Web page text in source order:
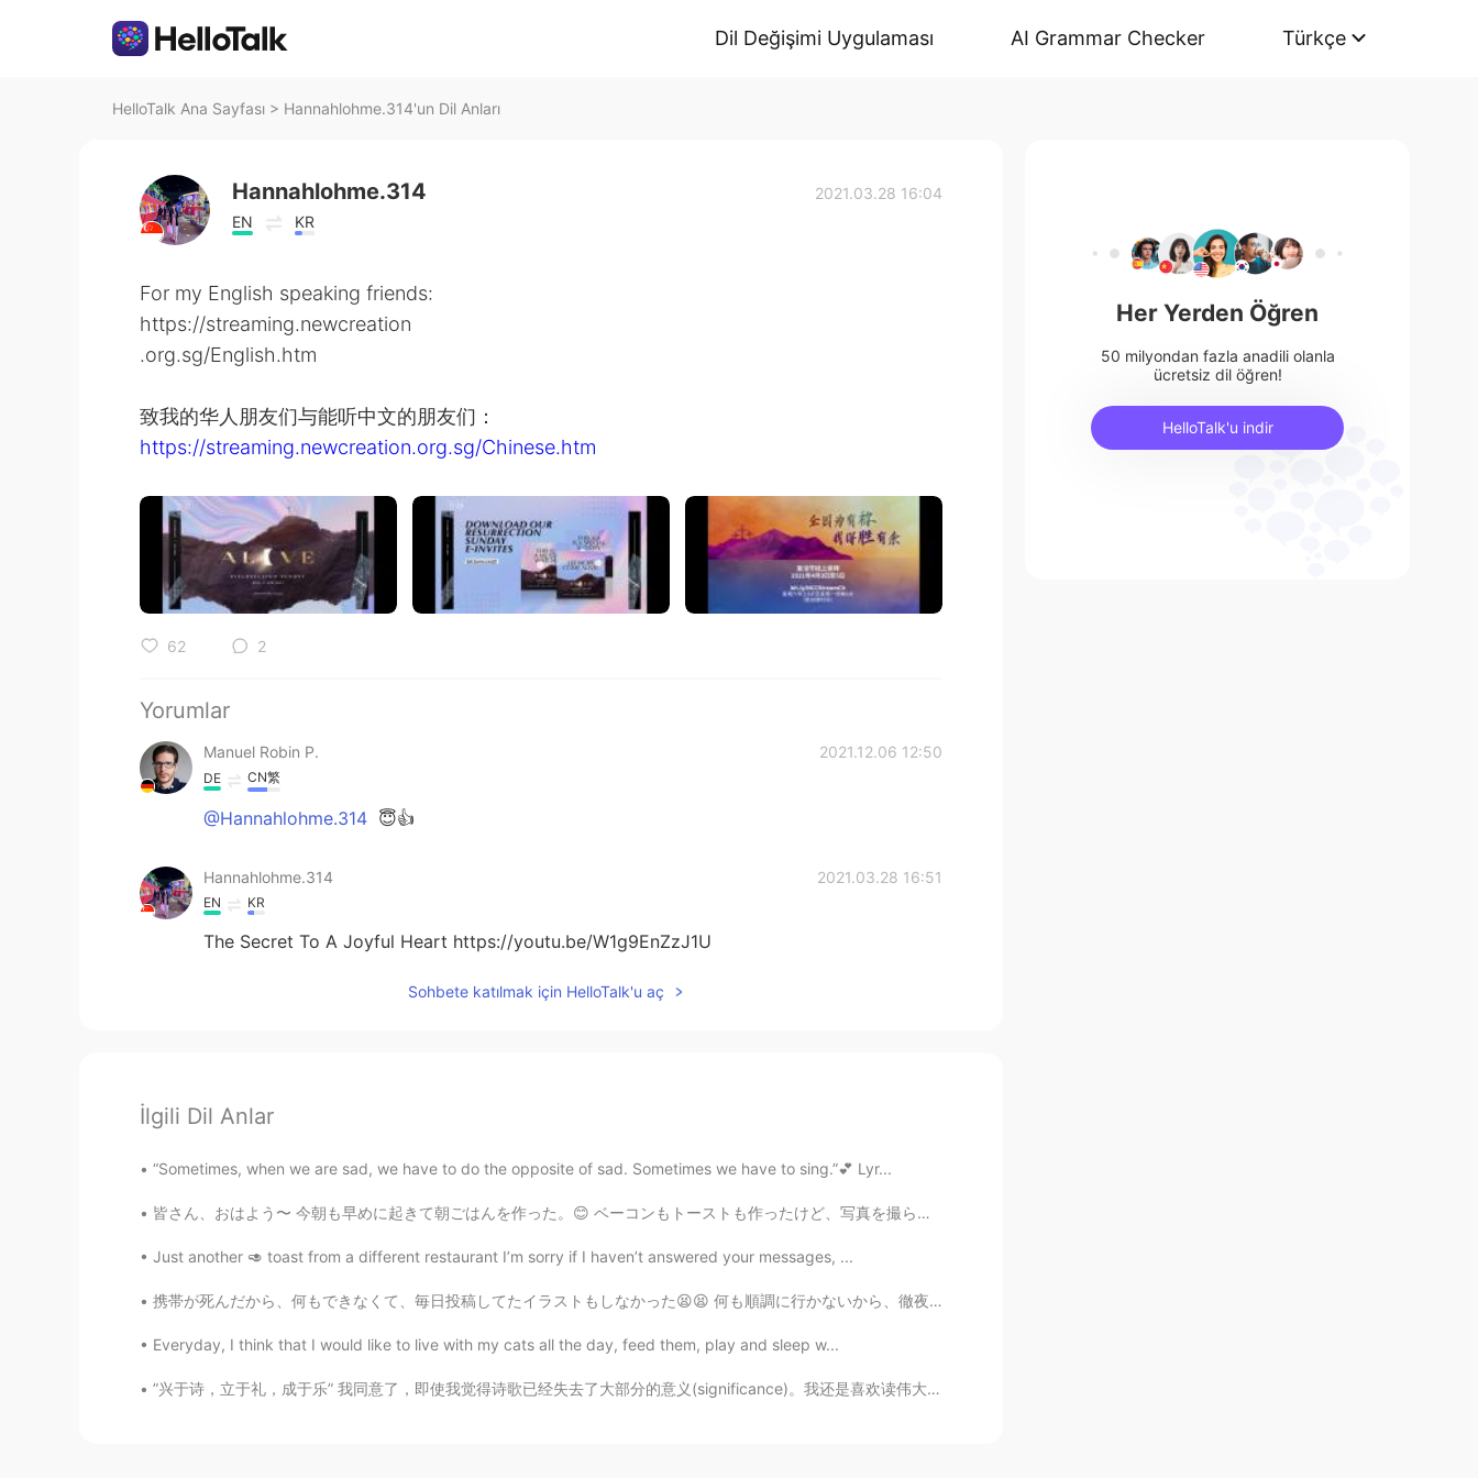
Dil Değişimi Uygulaması AI Grammar Checker Türkçe
HelloTalk Ana Sayfası > Hannahlohme.314'un Dil Anları
Hannahlohme.314
EN KR
2021.03.28 16:04
For my English speaking friends:
https://streaming.newcreation
.org.sg/English.htm
致我的华人朋友们与能听中文的朋友们：
https://streaming.newcreation.org.sg/Chinese.htm
62 2
Yorumlar
Manuel Robin P. 2021.12.06 12:50
DE CN繁
@Hannahlohme.314 😇👍
Hannahlohme.314 2021.03.28 16:51
EN KR
The Secret To A Joyful Heart https://youtu.be/W1g9EnZzJ1U
Sohbete katılmak için HelloTalk'u aç
İlgili Dil Anlar
“Sometimes, when we are sad, we have to do the opposite of sad. Sometimes we have to sing.”💕 Lyr...
皆さん、おはよう〜 今朝も早めに起きて朝ごはんを作った。😊 ベーコンもトーストも作ったけど、写真を撮らずに食べちゃった。笑 今日いっぱい日本語の勉強したいから、よかったら、連絡してね！英語でも大丈夫〜
Just another 🥑 toast from a different restaurant I’m sorry if I haven’t answered your messages, ...
携帯が死んだから、何もできなくて、毎日投稿してたイラストもしなかった😫😫 何も順調に行かないから、徹夜して色々考えていて、結局悪夢三つも見た…ストレス溜まりすぎたー！ ストレスを感じる時は、やっ...
Everyday, I think that I would like to live with my cats all the day, feed them, play and sleep w...
”兴于诗，立于礼，成于乐” 我同意了，即使我觉得诗歌已经失去了大部分的意义(significance)。我还是喜欢读伟大思想家和艺术家的智慧。当然这也是练习汉语的好方法。 这本书也有英文的翻...
Her Yerden Öğren
50 milyondan fazla anadili olanla
ücretsiz dil öğren!
HelloTalk'u indir